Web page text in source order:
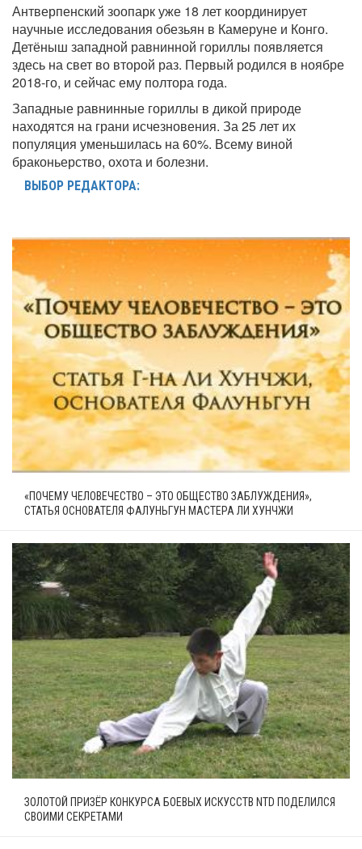
Антверпенский зоопарк уже 18 лет координирует
научные исследования обезьян в Камеруне и Конго.
Детёныш западной равнинной гориллы появляется
здесь на свет во второй раз. Первый родился в ноябре
2018-го, и сейчас ему полтора года.
Западные равнинные гориллы в дикой природе
находятся на грани исчезновения. За 25 лет их
популяция уменьшилась на 60%. Всему виной
браконьерство, охота и болезни.
ВЫБОР РЕДАКТОРА:
«ПОЧЕМУ ЧЕЛОВЕЧЕСТВО – ЭТО ОБЩЕСТВО ЗАБЛУЖДЕНИЯ»,
СТАТЬЯ ОСНОВАТЕЛЯ ФАЛУНЬГУН МАСТЕРА ЛИ ХУНЧЖИ
ЗОЛОТОЙ ПРИЗЁР КОНКУРСА БОЕВЫХ ИСКУССТВ NTD ПОДЕЛИЛСЯ
СВОИМИ СЕКРЕТАМИ